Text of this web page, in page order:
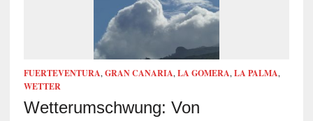
FUERTEVENTURA,GRAN CANARIA,LA GOMERA,LA PALMA,
WETTER
Wetterumschwung: Von